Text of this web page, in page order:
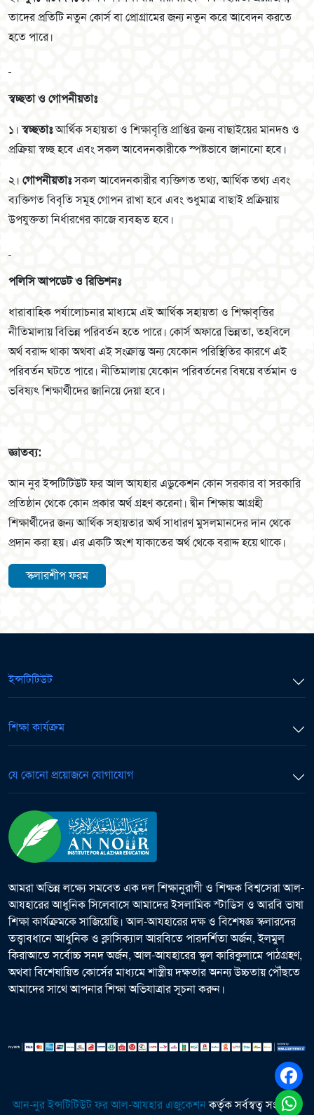
তাদের প্রতিটি নতুন কোর্স বা প্রোগ্রামের জন্য নতুন করে আবেদন করতে
হতে পারে।
স্বচ্ছতা ও গোপনীয়তাঃ
১।স্বচ্ছতাঃআর্থিক সহায়তা ও শিক্ষাবৃত্তি প্রাপ্তির জন্য বাছাইয়ের মানদণ্ড ও
প্রক্রিয়া স্বচ্ছ হবে এবং সকল আবেদনকারীকে স্পষ্টভাবে জানানো হবে।
২। গোপনীয়তাঃসকল আবেদনকারীর ব্যক্তিগত তথ্য, আর্থিক তথ্য এবং
ব্যক্তিগত বিবৃতি সমূহ গোপন রাখা হবে এবং শুধুমাত্র বাছাই প্রক্রিয়ায়
উপযুক্ততা নির্ধারণের কাজে ব্যবহৃত হবে।
পলিসি আপডেট ও রিভিশনঃ
ধারাবাহিক পর্যালোচনার মাধ্যমে এই আর্থিক সহায়তা ও শিক্ষাবৃত্তির
নীতিমালায় বিভিন্ন পরিবর্তন হতে পারে। কোর্স অফারে ভিন্নতা, তহবিলে
অর্থ বরাদ্দ থাকা অথবা এই সংক্রান্ত অন্য যেকোন পরিস্থিতির কারণে এই
পরিবর্তন ঘটতে পারে। নীতিমালায় যেকোন পরিবর্তনের বিষয়ে বর্তমান ও
ভবিষ্যৎ শিক্ষার্থীদের জানিয়ে দেয়া হবে।
জ্ঞাতব্য:
আন নুর ইন্সটিটিউট ফর আল আযহার এডুকেশন কোন সরকার বা সরকারি
প্রতিষ্ঠান থেকে কোন প্রকার অর্থ গ্রহণ করেনা। দ্বীন শিক্ষায় আগ্রহী
শিক্ষার্থীদের জন্য আর্থিক সহায়তার অর্থ সাধারণ মুসলমানদের দান থেকে
প্রদান করা হয়। এর একটি অংশ যাকাতের অর্থ থেকে বরাদ্দ হয়ে থাকে।
স্কলারশীপ ফরম
ইন্সটিটিউট
শিক্ষা কার্যক্রম
যে কোনো প্রয়োজনে যোগাযোগ
আমরা অভিন্ন লক্ষ্যে সমবেত এক দল শিক্ষানুরাগী ও শিক্ষক বিশ্বসেরা আল-
আযহারের আধুনিক সিলেবাসে আমাদের ইসলামিক স্টাডিস ও আরবি ভাষা
শিক্ষা কার্যক্রমকে সাজিয়েছি। আল-আযহারের দক্ষ ও বিশেষজ্ঞ স্কলারদের
তত্ত্বাবধানে আধুনিক ও ক্লাসিক্যাল আরবিতে পারদর্শিতা অর্জন, ইলমুল
কিরাআতে সর্বোচ্চ সনদ অর্জন, আল-আযহারের স্কুল কারিকুলামে পাঠগ্রহণ,
অথবা বিশেষায়িত কোর্সের মাধ্যমে শাস্ত্রীয় দক্ষতার অনন্য উচ্চতায় পৌঁছতে
আমাদের সাথে আপনার শিক্ষা অভিযাত্রার সূচনা করুন।
আন-নুর ইন্সটিটিউট ফর আল-আযহার এজুকেশনকর্তৃক সর্বস্বত্ব সংরক্ষিত